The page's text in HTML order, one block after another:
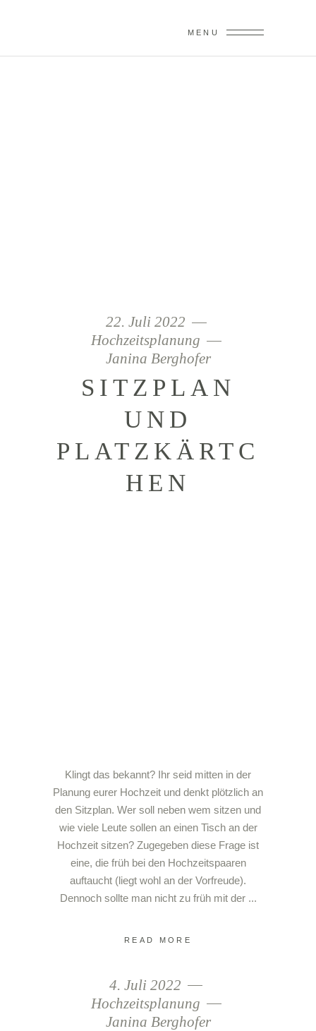
MENU
22. Juli 2022
Hochzeitsplanung
Janina Berghofer
SITZPLAN
UND
PLATZKÄRTC
HEN
Klingt das bekannt? Ihr seid mitten in der
Planung eurer Hochzeit und denkt plötzlich an
den Sitzplan. Wer soll neben wem sitzen und
wie viele Leute sollen an einen Tisch an der
Hochzeit sitzen? Zugegeben diese Frage ist
eine, die früh bei den Hochzeitspaaren
auftaucht (liegt wohl an der Vorfreude).
Dennoch sollte man nicht zu früh mit der
READ MORE
4. Juli 2022
Hochzeitsplanung
Janina Berghofer